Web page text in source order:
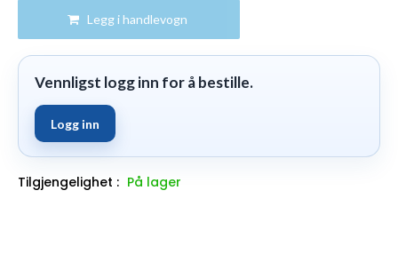
Legg i handlevogn
Vennligst logg inn for å bestille.
Logg inn
Tilgjengelighet : På lager